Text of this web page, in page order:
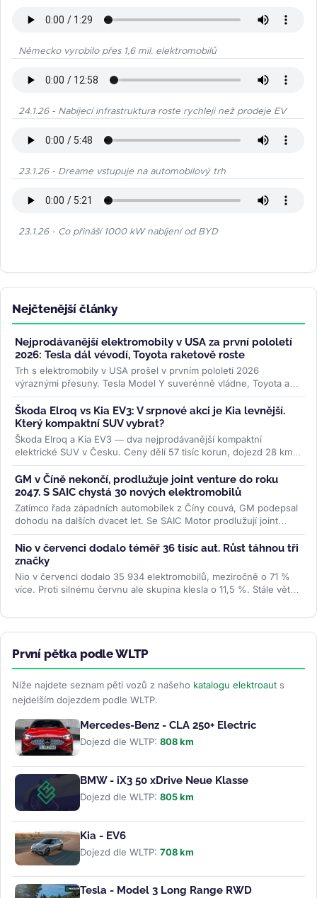
Německo vyrobilo přes 1,6 mil. elektromobilů
24.1.26 - Nabíjecí infrastruktura roste rychleji než prodeje EV
23.1.26 - Dreame vstupuje na automobilový trh
23.1.26 - Co přináší 1000 kW nabíjení od BYD
Nejčtenější články
Nejprodávanější elektromobily v USA za první pololetí
2026: Tesla dál vévodí, Toyota raketově roste
Trh s elektromobily v USA prošel v prvním pololetí 2026
výraznými přesuny. Tesla Model Y suverénně vládne, Toyota a
Lexus raketově rostou,...>>
Škoda Elroq vs Kia EV3: V srpnové akci je Kia levnější.
Který kompaktní SUV vybrat?
Škoda Elroq a Kia EV3 — dva nejprodávanější kompaktní
elektrické SUV v Česku. Ceny dělí 57 tisíc korun, dojezd 28 km,
ale auta jsou...>>
GM v Číně nekončí, prodlužuje joint venture do roku
2047. S SAIC chystá 30 nových elektromobilů
Zatímco řada západních automobilek z Číny couvá, GM podepsal
dohodu na dalších dvacet let. Se SAIC Motor prodlužují joint
venture do roku...>>
Nio v červenci dodalo téměř 36 tisíc aut. Růst táhnou tři
značky
Nio v červenci dodalo 35 934 elektromobilů, meziročně o 71 %
více. Proti silnému červnu ale skupina klesla o 11,5 %. Stále větší
První pětka podle WLTP
Níže najdete seznam pěti vozů z našeho katalogu elektroaut s
nejdelším dojezdem podle WLTP.
Mercedes-Benz - CLA 250+ Electric
Dojezd dle WLTP: 808 km
BMW - iX3 50 xDrive Neue Klasse
Dojezd dle WLTP: 805 km
Kia - EV6
Dojezd dle WLTP: 708 km
Tesla - Model 3 Long Range RWD